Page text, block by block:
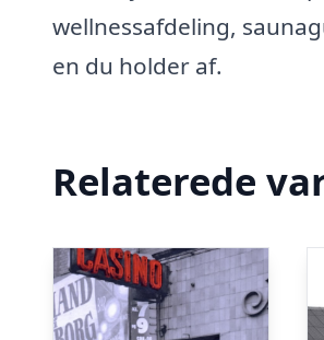
wellnessafdeling,
en du holder af.
Relaterede